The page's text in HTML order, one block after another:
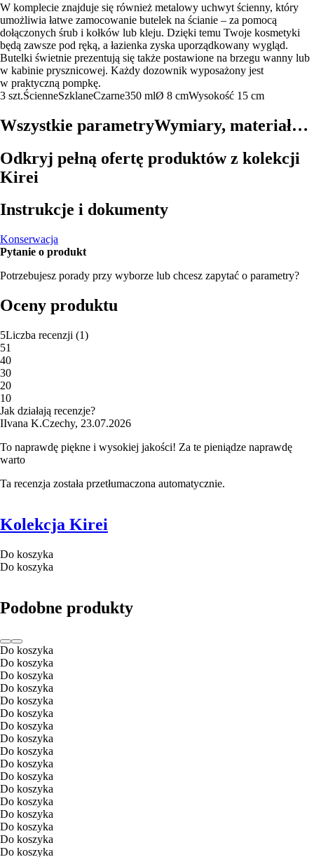
W komplecie znajduje się również metalowy uchwyt ścienny, który
umożliwia łatwe zamocowanie butelek na ścianie – za pomocą
dołączonych śrub i kołków lub kleju. Dzięki temu Twoje kosmetyki
będą zawsze pod ręką, a łazienka zyska uporządkowany wygląd.
Butelki świetnie prezentują się także postawione na brzegu wanny lub
w kabinie prysznicowej. Każdy dozownik wyposażony jest
w praktyczną pompkę.
3 szt.ŚcienneSzklaneCzarne350 mlØ 8 cmWysokość 15 cm
Wszystkie parametryWymiary, materiał…
Odkryj pełną ofertę produktów z kolekcji
Kirei
Instrukcje i dokumenty
Konserwacja
Pytanie o produkt
Potrzebujesz porady przy wyborze lub chcesz zapytać o parametry?
Oceny produktu
5Liczba recenzji (1)
51
40
30
20
10
Jak działają recenzje?
IIvana K.Czechy, 23.07.2026
To naprawdę piękne i wysokiej jakości! Za te pieniądze naprawdę
warto
Ta recenzja została przetłumaczona automatycznie.
Kolekcja Kirei
Do koszyka
Do koszyka
Podobne produkty
Do koszyka
Do koszyka
Do koszyka
Do koszyka
Do koszyka
Do koszyka
Do koszyka
Do koszyka
Do koszyka
Do koszyka
Do koszyka
Do koszyka
Do koszyka
Do koszyka
Do koszyka
Do koszyka
Do koszyka